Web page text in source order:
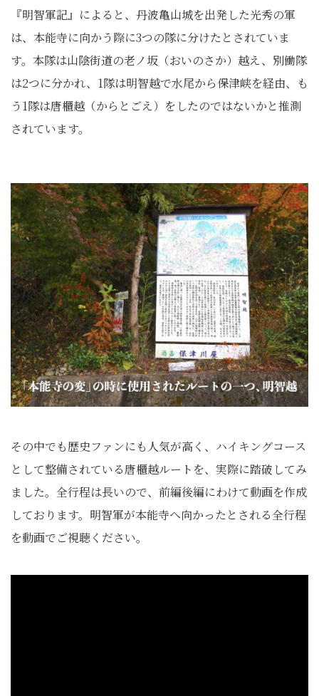
『明智軍記』によると、丹波亀山城を出発した光秀の軍
は、本能寺に向かう際に3つの隊に分けたとされていま
す。本隊は山陰街道の老ノ坂（おいのさか）越え、別働隊
は2つに分かれ、1隊は明智越で水尾から保津峡を経由、も
う1隊は唐櫃越（からとごえ）をしたのではないかと推測
されています。
その中でも歴史ファンにも人気が高く、ハイキングコース
として整備されている唐櫃越ルートを、実際に踏破してみ
ました。全行程は長いので、前編後編にわけて動画を作成
しております。明智軍が本能寺へ向かったとされる全行程
を動画でご視聴ください。